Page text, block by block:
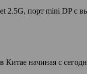
2.5G, порт mini DP с
начиная с